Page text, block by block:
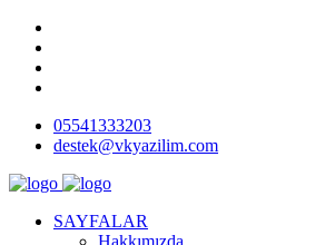
05541333203
destek@vkyazilim.com
SAYFALAR
Hakkımızda